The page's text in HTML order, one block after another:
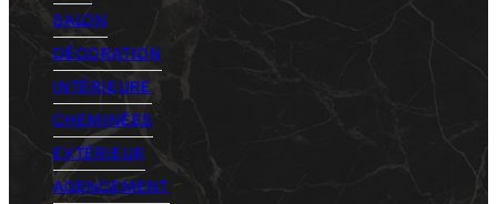
SALON
DÉCORATION
INTÉRIEURE
CHEMINÉES
EXTÉRIEUR
AGENCEMENT